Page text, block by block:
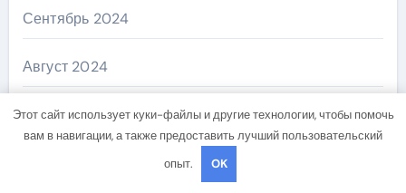
Сентябрь 2024
Август 2024
Июль 2024
Этот сайт использует куки-файлы и другие технологии, чтобы помочь
вам в навигации, а также предоставить лучший пользовательский
опыт.
OK